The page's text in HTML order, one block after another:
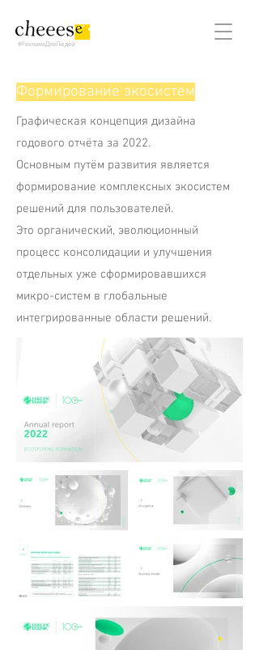
#РекламаДляЛюдей
Формирование экосистем
Графическая концепция дизайна
годового отчёта за 2022.
Основным путём развития является
формирование комплексных экосистем
решений для пользователей.
Это органический, эволюционный
процесс консолидации и улучшения
отдельных уже сформировавшихся
микро-систем в глобальные
интегрированные области решений.